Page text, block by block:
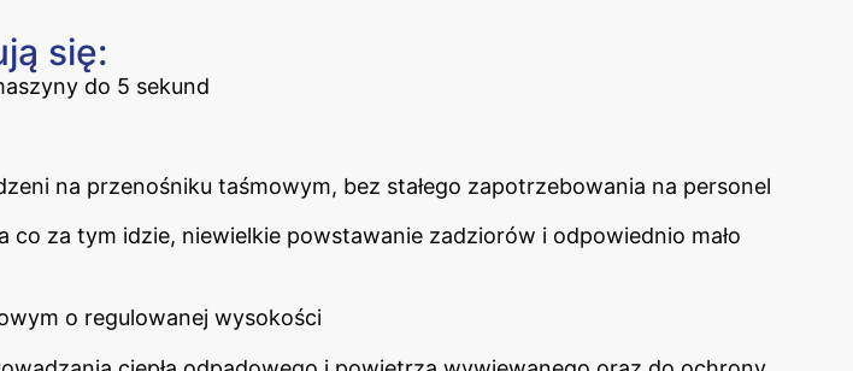
się:
do 5 sekund
na przenośniku taśmowym, bez stałego zapotrzebowania na personel
za tym idzie, niewielkie powstawanie zadziorów i odpowiednio mało
o regulowanej wysokości